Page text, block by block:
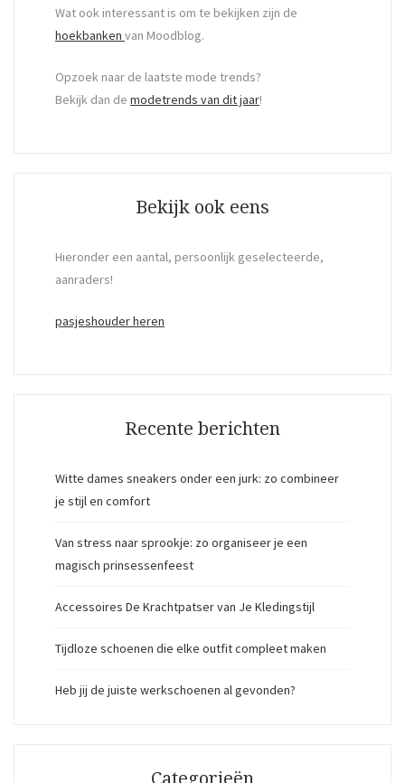
Wat ook interessant is om te bekijken zijn de
hoekbanken van Moodblog.
Opzoek naar de laatste mode trends?
Bekijk dan de modetrends van dit jaar!
Bekijk ook eens
Hieronder een aantal, persoonlijk geselecteerde,
aanraders!
pasjeshouder heren
Recente berichten
Witte dames sneakers onder een jurk: zo combineer
je stijl en comfort
Van stress naar sprookje: zo organiseer je een
magisch prinsessenfeest
Accessoires De Krachtpatser van Je Kledingstijl
Tijdloze schoenen die elke outfit compleet maken
Heb jij de juiste werkschoenen al gevonden?